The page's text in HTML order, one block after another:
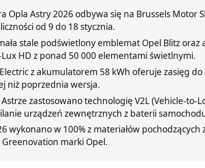
Opla Astry 2026 odbywa się na Brussels Motor
od 9 do 18 stycznia.
stale podświetlony emblemat Opel Blitz oraz
HD z ponad 50 000 elementami świetlnymi.
z akumulatorem 58 kWh oferuje zasięg do
niż poprzednia wersja.
zastosowano technologię V2L (Vehicle-to-
urządzeń zewnętrznych z baterii
wykonano w 100% z materiałów pochodzących
marki Opel.